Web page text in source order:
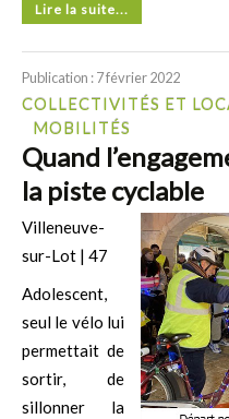
Lire la suite...
Publication : 7 février 2022
COLLECTIVITÉS ET
MOBILITÉS
Quand
la piste cyclable
Villeneuve-
sur-Lot | 47
Adolescent,
seul le vélo lui
permettait de
sortir, de
sillonner la